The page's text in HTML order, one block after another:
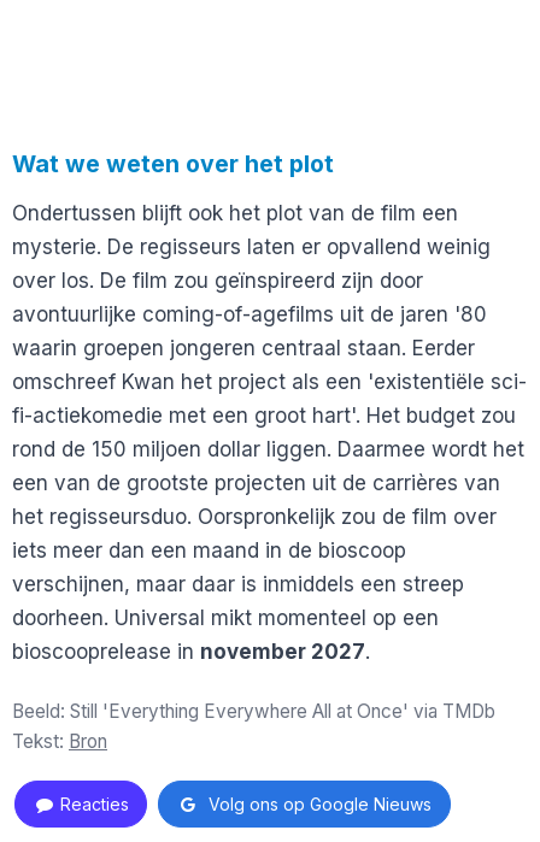
Wat we weten over het plot
Ondertussen blijft ook het plot van de film een
mysterie. De regisseurs laten er opvallend weinig
over los. De film zou geïnspireerd zijn door
avontuurlijke coming-of-agefilms uit de jaren '80
waarin groepen jongeren centraal staan. Eerder
omschreef Kwan het project als een 'existentiële sci-
fi-actiekomedie met een groot hart'. Het budget zou
rond de 150 miljoen dollar liggen. Daarmee wordt het
een van de grootste projecten uit de carrières van
het regisseursduo. Oorspronkelijk zou de film over
iets meer dan een maand in de bioscoop
verschijnen, maar daar is inmiddels een streep
doorheen. Universal mikt momenteel op een
bioscooprelease in november 2027.
Beeld: Still 'Everything Everywhere All at Once' via TMDb
Tekst: Bron
Reacties Volg ons op Google Nieuws